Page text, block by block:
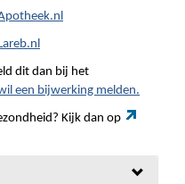
dit dan bij het
een bijwerking melden.
Kijk dan op